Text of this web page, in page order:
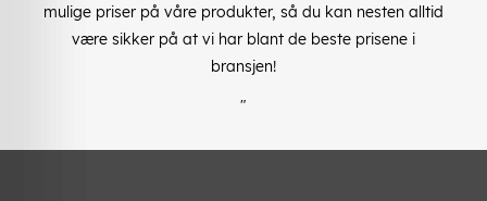
mulige priser på våre produkter, så du kan nesten alltid
være sikker på at vi har blant de beste prisene i
bransjen!
"